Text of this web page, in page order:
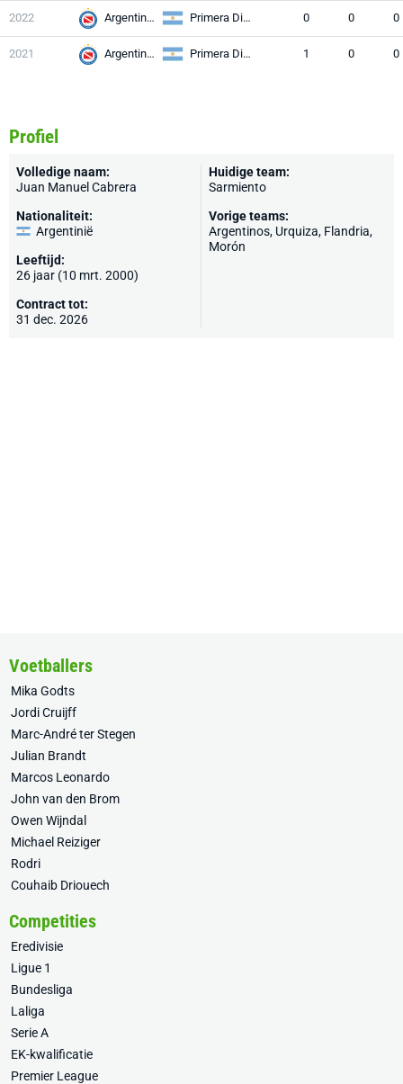
2022 Argentinos Primera División 0 0 0
2021 Argentinos Primera División 1 0 0
Profiel
Volledige naam:
Juan Manuel Cabrera
Nationaliteit:
Argentinië
Leeftijd:
26 jaar (10 mrt. 2000)
Contract tot:
31 dec. 2026
Huidige team:
Sarmiento
Vorige teams:
Argentinos, Urquiza, Flandria,
Morón
Voetballers
Mika Godts
Jordi Cruijff
Marc-André ter Stegen
Julian Brandt
Marcos Leonardo
John van den Brom
Owen Wijndal
Michael Reiziger
Rodri
Couhaib Driouech
Competities
Eredivisie
Ligue 1
Bundesliga
Laliga
Serie A
EK-kwalificatie
Premier League